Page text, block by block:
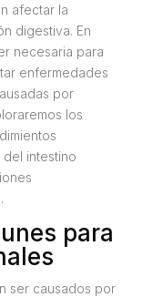
afectar la
digestiva. En
necesaria para
enfermedades
por
los
intestino
para
ser causados por